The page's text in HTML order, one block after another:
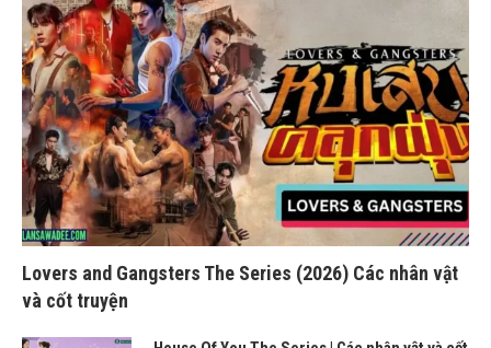
Lovers and Gangsters The Series (2026) Các nhân vật
và cốt truyện